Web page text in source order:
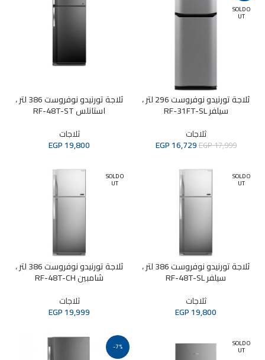
SOLD O
UT
ثلاجة تورنيدو نوفروست 296 لتر ،
سيلفر RF-31FT-SL
ثلاجات
EGP17,999
EGP16,729
ثلاجة تورنيدو نوفروست 386 لتر ،
استانلس RF-48T-ST
ثلاجات
EGP19,800
SOLD O
UT
ثلاجة تورنيدو نوفروست 386 لتر ،
سيلفر RF-48T-SL
ثلاجات
EGP19,800
SOLD O
UT
ثلاجة تورنيدو نوفروست 386 لتر ،
شامبين RF-48T-CH
ثلاجات
EGP19,999
SOLD O
UT
-7%